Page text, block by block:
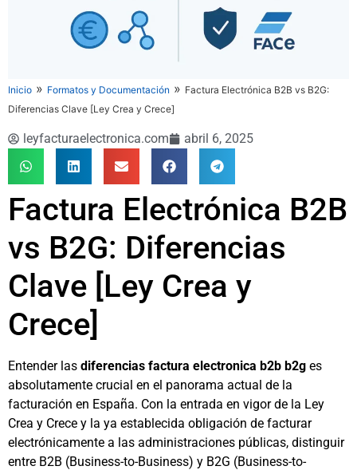
Inicio » Formatos y Documentación » Factura Electrónica B2B vs B2G:
Diferencias Clave [Ley Crea y Crece]
leyfacturaelectronica.com abril 6, 2025
Factura Electrónica B2B
vs B2G: Diferencias
Clave [Ley Crea y
Crece]
Entender las diferencias factura electronica b2b b2g es
absolutamente crucial en el panorama actual de la
facturación en España. Con la entrada en vigor de la Ley
Crea y Crece y la ya establecida obligación de facturar
electrónicamente a las administraciones públicas, distinguir
entre B2B (Business-to-Business) y B2G (Business-to-